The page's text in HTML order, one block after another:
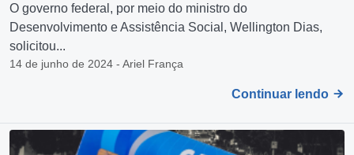
O governo federal, por meio do ministro do
Desenvolvimento e Assistência Social, Wellington Dias,
solicitou...
14 de junho de 2024 - Ariel França
Continuar lendo